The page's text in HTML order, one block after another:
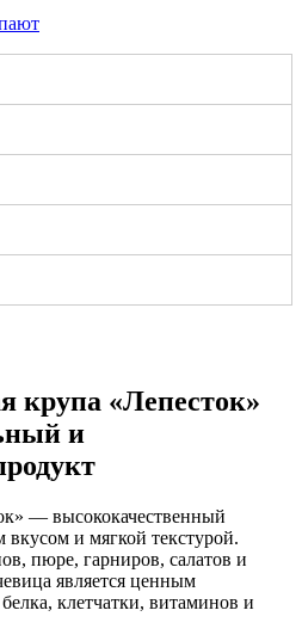
крупа «Лепесток»
и
— высококачественный
и мягкой текстурой.
пюре, гарниров, салатов и
является ценным
клетчатки, витаминов и